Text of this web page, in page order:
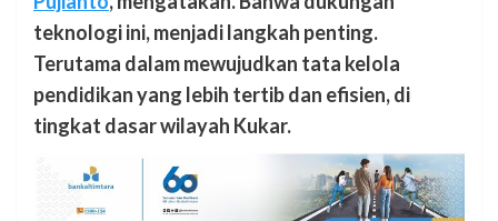
teknologi ini, menjadi langkah penting.
Terutama dalam mewujudkan tata kelola
pendidikan yang lebih tertib dan efisien, di
tingkat dasar wilayah Kukar.